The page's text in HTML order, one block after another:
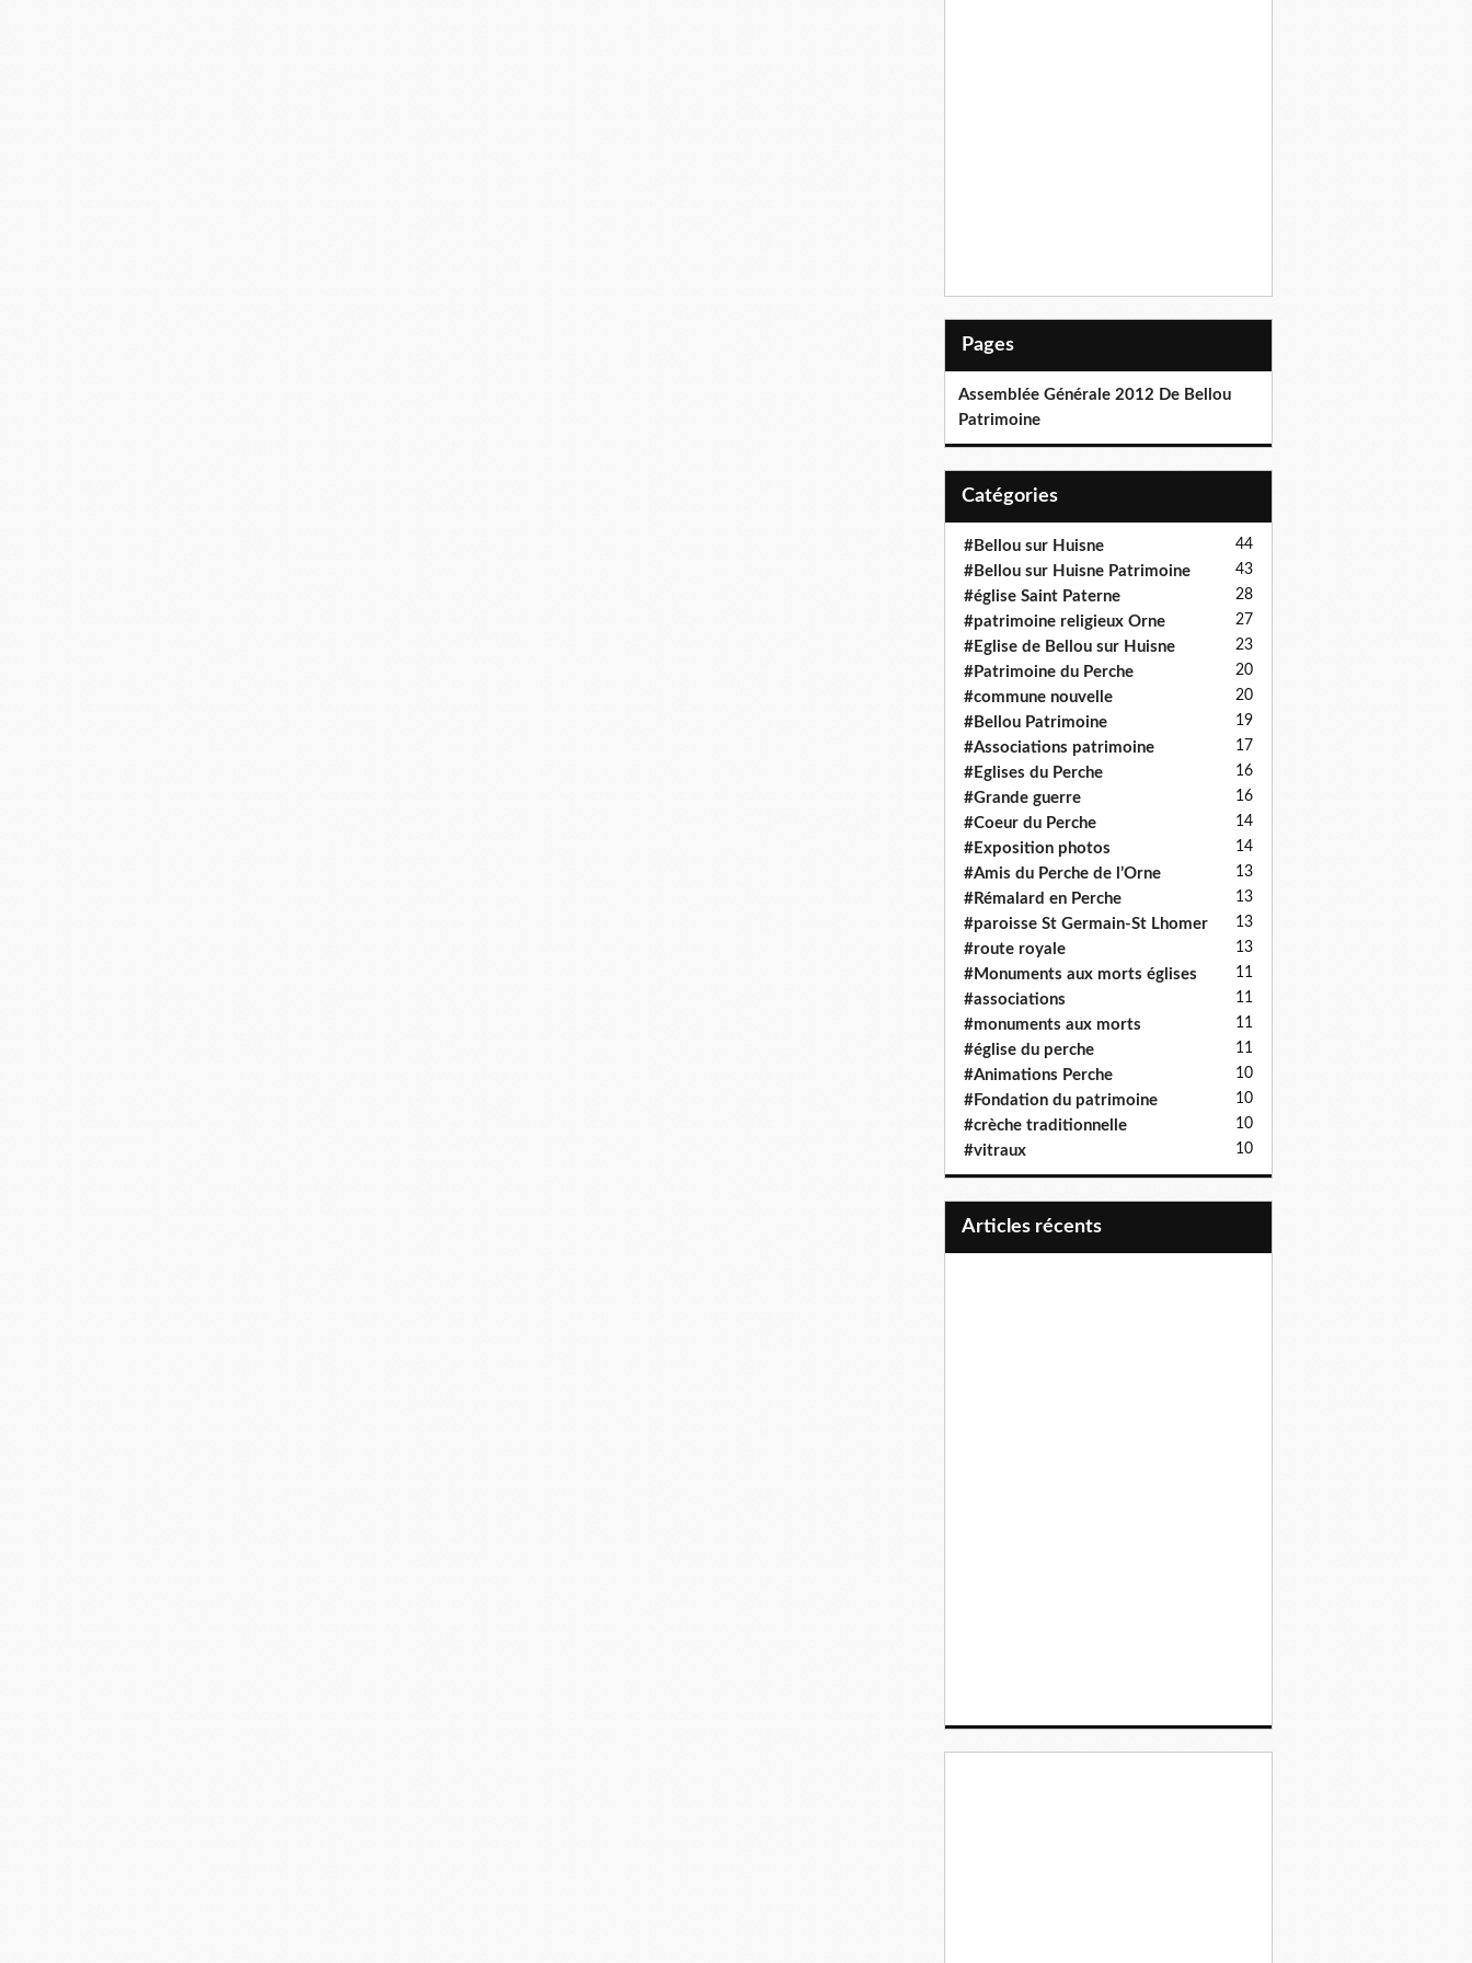
Pages
Assemblée Générale 2012 De Bellou
Patrimoine
Catégories
#Bellou sur Huisne 44
#Bellou sur Huisne Patrimoine 43
#église Saint Paterne 28
#patrimoine religieux Orne 27
#Eglise de Bellou sur Huisne 23
#Patrimoine du Perche 20
#commune nouvelle 20
#Bellou Patrimoine 19
#Associations patrimoine 17
#Eglises du Perche 16
#Grande guerre 16
#Coeur du Perche 14
#Exposition photos 14
#Amis du Perche de l’Orne 13
#Rémalard en Perche 13
#paroisse St Germain-St Lhomer 13
#route royale 13
#Monuments aux morts églises 11
#associations 11
#monuments aux morts 11
#église du perche 11
#Animations Perche 10
#Fondation du patrimoine 10
#crèche traditionnelle 10
#vitraux 10
articles récents